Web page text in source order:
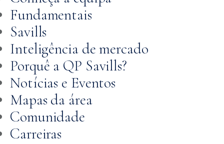
Fundamentais
Savills
Inteligência de mercado
Porquê a QP Savills?
Notícias e Eventos
Mapas da área
Comunidade
Carreiras